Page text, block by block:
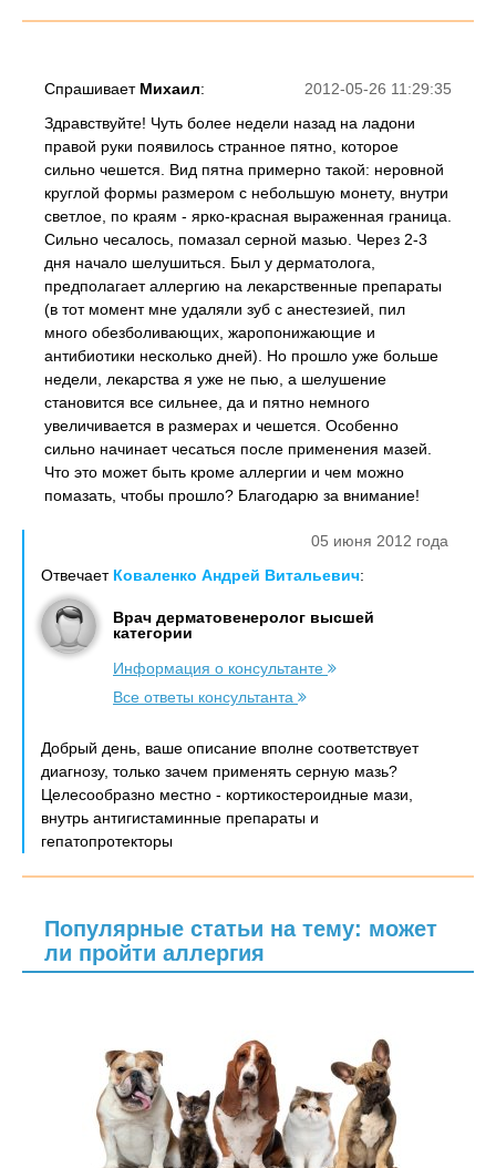
2012-05-26 11:29:35
Спрашивает Михаил:
Здравствуйте! Чуть более недели назад на ладони
правой руки появилось странное пятно, которое
сильно чешется. Вид пятна примерно такой: неровной
круглой формы размером с небольшую монету, внутри
светлое, по краям - ярко-красная выраженная граница.
Сильно чесалось, помазал серной мазью. Через 2-3
дня начало шелушиться. Был у дерматолога,
предполагает аллергию на лекарственные препараты
(в тот момент мне удаляли зуб с анестезией, пил
много обезболивающих, жаропонижающие и
антибиотики несколько дней). Но прошло уже больше
недели, лекарства я уже не пью, а шелушение
становится все сильнее, да и пятно немного
увеличивается в размерах и чешется. Особенно
сильно начинает чесаться после применения мазей.
Что это может быть кроме аллергии и чем можно
помазать, чтобы прошло? Благодарю за внимание!
05 июня 2012 года
Отвечает Коваленко Андрей Витальевич:
Врач дерматовенеролог высшей
категории
Информация о консультанте
Все ответы консультанта
Добрый день, ваше описание вполне соответствует
диагнозу, только зачем применять серную мазь?
Целесообразно местно - кортикостероидные мази,
внутрь антигистаминные препараты и
гепатопротекторы
Популярные статьи на тему: может
ли пройти аллергия